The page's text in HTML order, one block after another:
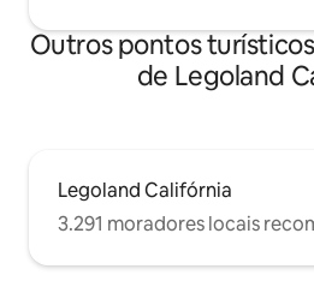
Outros pontos
de Legoland
Legoland Califórnia
3.291 moradores locais